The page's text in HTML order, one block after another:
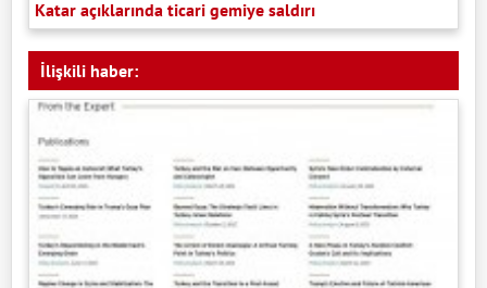
Katar açıklarında ticari gemiye saldırı
İlişkili haber: